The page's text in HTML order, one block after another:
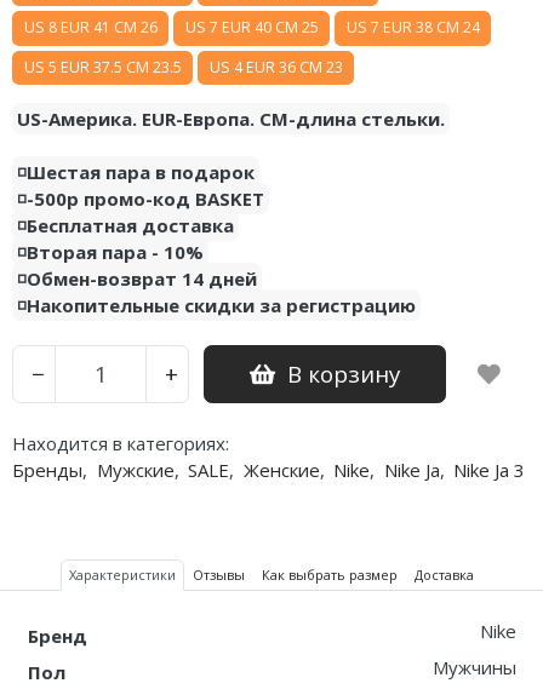
US 8 EUR 41 CM 26
US 7 EUR 40 CM 25
US 7 EUR 38 CM 24
US 5 EUR 37.5 CM 23.5
US 4 EUR 36 CM 23
US-Америка. EUR-Европа. CM-длина стельки.
◽️Шестая пара в подарок
◽️-500р промо-код BASKET
◽️Бесплатная доставка
◽️Вторая пара - 10%
◽️Обмен-возврат 14 дней
◽️Накопительные скидки за регистрацию
− + В корзину
Находится в категориях:
Бренды, Мужские, SALE, Женские, Nike, Nike Ja, Nike Ja 3
Характеристики Отзывы Как выбрать размер Доставка
Бренд
Nike
Пол
Мужчины
Air Jordan 14
Air Jordan 15
Air Jordan 23
Nike LeBron
Nike Kyrie
Nike Freak
Nike KD
Nike PG
Nike Kobe
Nike Foamposite